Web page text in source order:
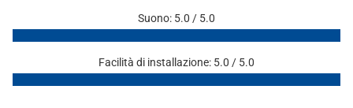
Suono: 5.0 / 5.0
Facilità di installazione: 5.0 / 5.0